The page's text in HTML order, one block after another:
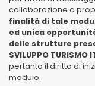
collaborazione o
finalità di tale
ed unica
delle strutture
SVILUPPO
pertanto il diritto di
modulo.